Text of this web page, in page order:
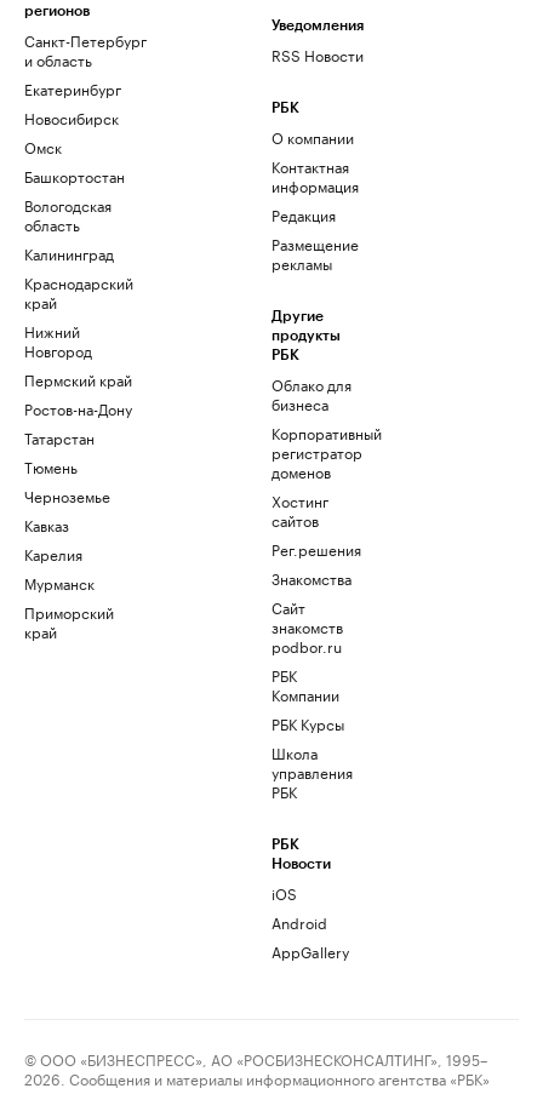
регионов
Санкт-Петербург
и область
Екатеринбург
Новосибирск
Омск
Башкортостан
Вологодская
область
Калининград
Краснодарский
край
Нижний
Новгород
Пермский край
Ростов-на-Дону
Татарстан
Тюмень
Черноземье
Кавказ
Карелия
Мурманск
Приморский
край
Уведомления
RSS Новости
РБК
О компании
Контактная
информация
Редакция
Размещение
рекламы
Другие
продукты
РБК
Облако для
бизнеса
Корпоративный
регистратор
доменов
Хостинг
сайтов
Рег.решения
Знакомства
Сайт
знакомств
podbor.ru
РБК
Компании
РБК Курсы
Школа
управления
РБК
РБК
Новости
iOS
Android
AppGallery
© ООО «БИЗНЕСПРЕСС», АО «РОСБИЗНЕСКОНСАЛТИНГ», 1995–
2026. Сообщения и материалы информационного агентства «РБК»